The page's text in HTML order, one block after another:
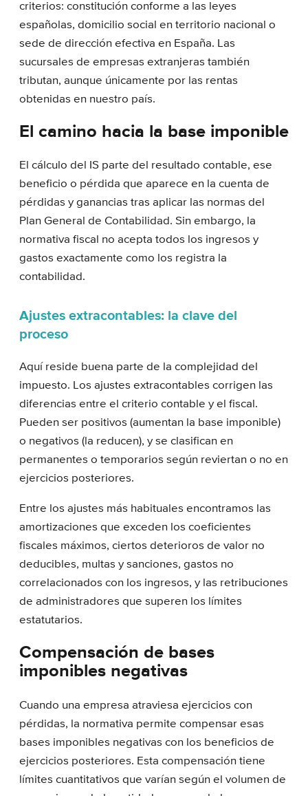
criterios: constitución conforme a las leyes
españolas, domicilio social en territorio nacional o
sede de dirección efectiva en España. Las
sucursales de empresas extranjeras también
tributan, aunque únicamente por las rentas
obtenidas en nuestro país.
El camino hacia la base imponible
El cálculo del IS parte del resultado contable, ese
beneficio o pérdida que aparece en la cuenta de
pérdidas y ganancias tras aplicar las normas del
Plan General de Contabilidad. Sin embargo, la
normativa fiscal no acepta todos los ingresos y
gastos exactamente como los registra la
contabilidad.
Ajustes extracontables: la clave del
proceso
Aquí reside buena parte de la complejidad del
impuesto. Los ajustes extracontables corrigen las
diferencias entre el criterio contable y el fiscal.
Pueden ser positivos (aumentan la base imponible)
o negativos (la reducen), y se clasifican en
permanentes o temporarios según reviertan o no en
ejercicios posteriores.
Entre los ajustes más habituales encontramos las
amortizaciones que exceden los coeficientes
fiscales máximos, ciertos deterioros de valor no
deducibles, multas y sanciones, gastos no
correlacionados con los ingresos, y las retribuciones
de administradores que superen los límites
estatutarios.
Compensación de bases
imponibles negativas
Cuando una empresa atraviesa ejercicios con
pérdidas, la normativa permite compensar esas
bases imponibles negativas con los beneficios de
ejercicios posteriores. Esta compensación tiene
límites cuantitativos que varían según el volumen de